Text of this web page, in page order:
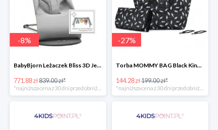
-8%
BabyBjorn Leżaczek Bliss 3D Jersey
771.88 zł839.00 zł*
-27%
Torba MOMMY BAG Black Kinderkraft
144.28 zł199.00 zł*